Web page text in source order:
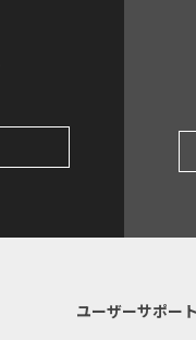
ユーザーサポート